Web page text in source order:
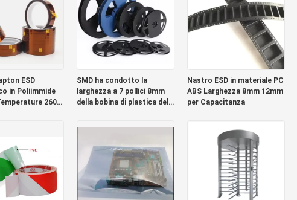
ESD
in Poliimmide
260C
SMD ha condotto la
larghezza a 7 pollici 8mm
della bobina di plastica della
Nastro ESD in materiale PC
ABS Larghezza 8mm 12mm
per Capacitanza